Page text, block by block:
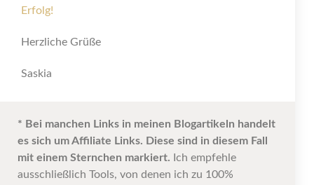
Erfolg!
Herzliche Grüße
Saskia
* Bei manchen Links in meinen Blogartikeln handelt
es sich um Affiliate Links. Diese sind in diesem Fall
mit einem Sternchen markiert. Ich empfehle
ausschließlich Tools, von denen ich zu 100%